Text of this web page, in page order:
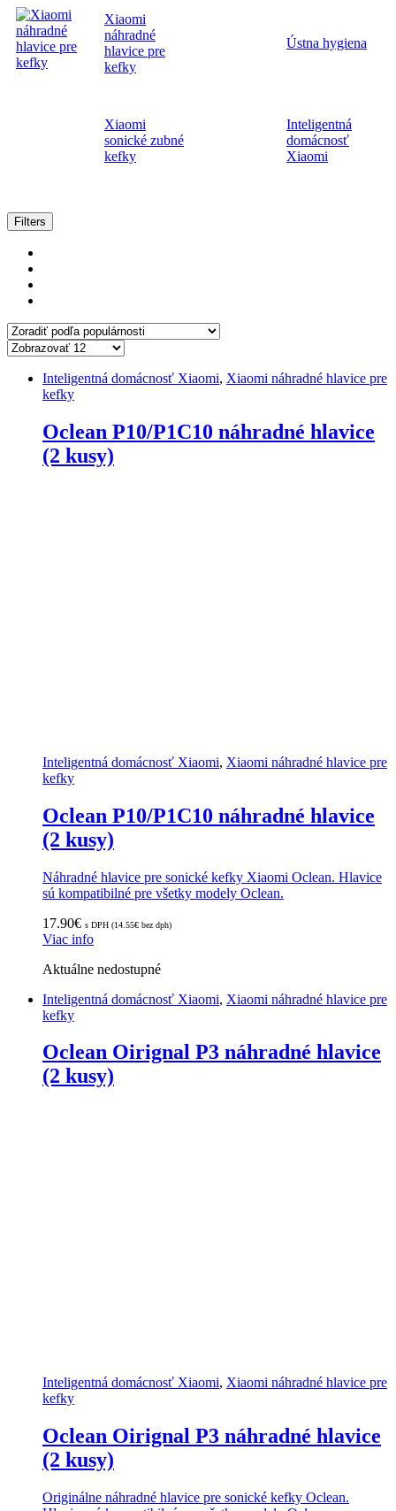
Xiaomi
náhradné
hlavice pre
kefky
Ústna hygiena
Xiaomi
sonické zubné
kefky
Inteligentná
domácnosť
Xiaomi
Zoradené
podľa
popularity
Filters
Inteligentná domácnosť Xiaomi, Xiaomi náhradné hlavice pre
kefky
Oclean P10/P1C10 náhradné hlavice
(2 kusy)
Inteligentná domácnosť Xiaomi, Xiaomi náhradné hlavice pre
kefky
Oclean P10/P1C10 náhradné hlavice
(2 kusy)
Náhradné hlavice pre sonické kefky Xiaomi Oclean. Hlavice
sú kompatibilné pre všetky modely Oclean.
17.90€ s DPH (14.55€ bez dph)
Viac info
Aktuálne nedostupné
Inteligentná domácnosť Xiaomi, Xiaomi náhradné hlavice pre
kefky
Oclean Oirignal P3 náhradné hlavice
(2 kusy)
Inteligentná domácnosť Xiaomi, Xiaomi náhradné hlavice pre
kefky
Oclean Oirignal P3 náhradné hlavice
(2 kusy)
Originálne náhradné hlavice pre sonické kefky Oclean.